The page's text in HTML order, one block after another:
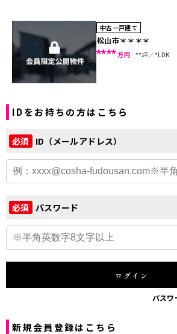
中古一戸建て
松山市＊＊＊＊
****万円 **坪 *LDK
IDをお持ちの方はこちら
必須 ID（メールアドレス）
必須 パスワード
ログイン
パス
新規会員登録はこちら